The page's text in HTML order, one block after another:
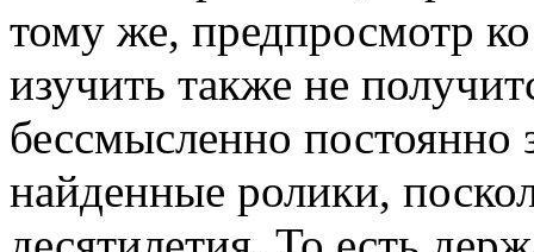
тому же, предпросмотр
изучить также не
бессмысленно постоянно
найденные ролики,